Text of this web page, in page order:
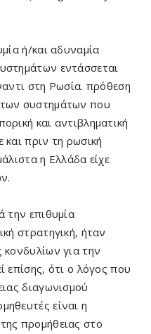
ή/και αδυναμία
εντάσσεται
στη Ρωσία. πρόθεση
συστημάτων που
και αντιβληματική
πριν τη ρωσική
η Ελλάδα είχε
την επιθυμία
στρατηγική, ήταν
για την
επίσης, ότι ο λόγος που
διαγωνισμού
είναι η
προμήθειας στο